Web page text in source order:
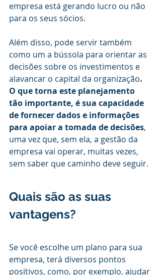
empresa está gerando lucro ou não
para os seus sócios.
Além disso, pode servir também
como um a bússola para orientar as
decisões sobre os investimentos e
alavancar o capital da organização.
O que torna este planejamento
tão importante, é sua capacidade
de fornecer dados e informações
para apoiar a tomada de decisões,
uma vez que, sem ela, a gestão da
empresa vai operar, muitas vezes,
sem saber que caminho deve seguir.
Quais são as suas
vantagens?
Se você escolhe um plano para sua
empresa, terá diversos pontos
positivos, como, por exemplo, ajudar